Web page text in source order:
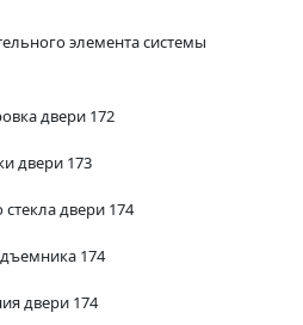
элемента системы
двери 172
двери 173
двери 174
174
двери 174